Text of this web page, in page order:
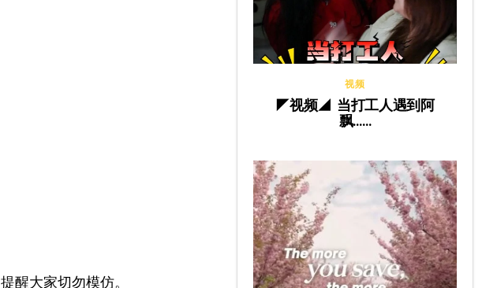
提醒大家切勿模仿。
视频
◤视频◢ 当打工人遇到阿
飘……